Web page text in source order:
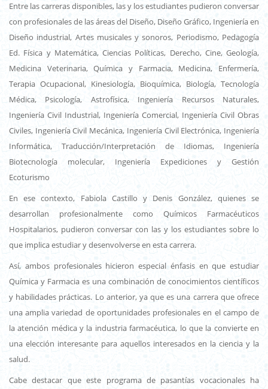
Entre las carreras disponibles, las y los estudiantes pudieron conversar
con profesionales de las áreas del Diseño, Diseño Gráfico, Ingeniería en
Diseño industrial, Artes musicales y sonoros, Periodismo, Pedagogía
Ed. Física y Matemática, Ciencias Políticas, Derecho, Cine, Geología,
Medicina Veterinaria, Química y Farmacia, Medicina, Enfermería,
Terapia Ocupacional, Kinesiología, Bioquímica, Biología, Tecnología
Médica, Psicología, Astrofísica, Ingeniería Recursos Naturales,
Ingeniería Civil Industrial, Ingeniería Comercial, Ingeniería Civil Obras
Civiles, Ingeniería Civil Mecánica, Ingeniería Civil Electrónica, Ingeniería
Informática, Traducción/Interpretación de Idiomas, Ingeniería
Biotecnología molecular, Ingeniería Expediciones y Gestión
Ecoturismo
En ese contexto, Fabiola Castillo y Denis González, quienes se
desarrollan profesionalmente como Químicos Farmacéuticos
Hospitalarios, pudieron conversar con las y los estudiantes sobre lo
que implica estudiar y desenvolverse en esta carrera.
Así, ambos profesionales hicieron especial énfasis en que estudiar
Química y Farmacia es una combinación de conocimientos científicos
y habilidades prácticas. Lo anterior, ya que es una carrera que ofrece
una amplia variedad de oportunidades profesionales en el campo de
la atención médica y la industria farmacéutica, lo que la convierte en
una elección interesante para aquellos interesados en la ciencia y la
salud.
Cabe destacar que este programa de pasantías vocacionales ha